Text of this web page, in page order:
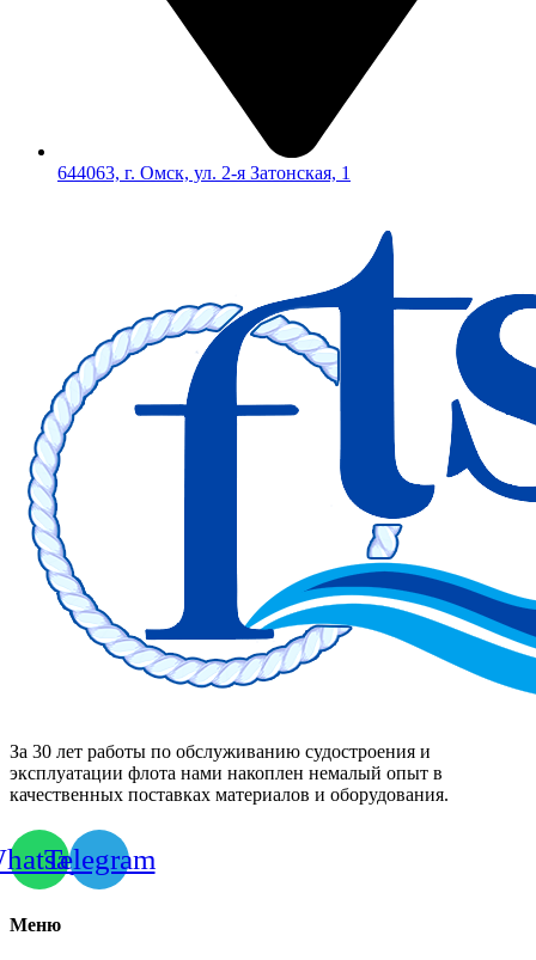
644063, г. Омск, ул. 2-я Затонская, 1
За 30 лет работы по обслуживанию судостроения и
эксплуатации флота нами накоплен немалый опыт в
качественных поставках материалов и оборудования.
Telegram
Меню